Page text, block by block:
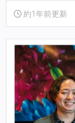
約1年前更新